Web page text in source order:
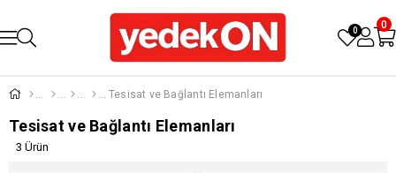
0 0
Tesisat ve Bağlantı Elemanları
Tesisat ve Bağlantı Elemanları
3 Ürün